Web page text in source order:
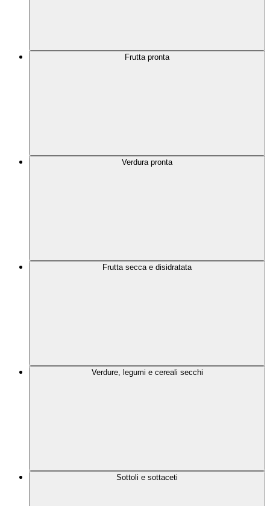
Frutta pronta
Verdura pronta
Frutta secca e disidratata
Verdure, legumi e cereali secchi
Sottoli e sottaceti